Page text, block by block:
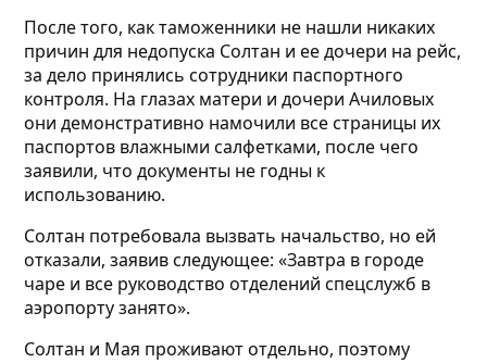
После того, как таможенники не нашли никаких
причин для недопуска Солтан и ее дочери на рейс,
за дело принялись сотрудники паспортного
контроля. На глазах матери и дочери Ачиловых
они демонстративно намочили все страницы их
паспортов влажными салфетками, после чего
заявили, что документы не годны к
использованию.
Солтан потребовала вызвать начальство, но ей
отказали, заявив следующее: «Завтра в городе
чаре и все руководство отделений спецслужб в
аэропорту занято».
Солтан и Мая проживают отдельно, поэтому